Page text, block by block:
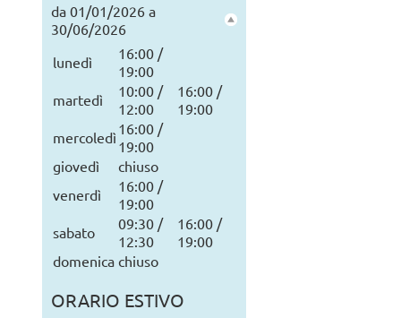
da 01/01/2026 a
30/06/2026
lunedì
16:00 /
19:00
martedì
10:00 /
12:00
16:00 /
19:00
mercoledì 16:00 /
19:00
giovedì
chiuso
venerdì
16:00 /
19:00
sabato
09:30 /
12:30
16:00 /
19:00
domenica chiuso
ORARIO ESTIVO